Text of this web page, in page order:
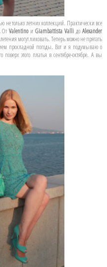
не только летних коллекций. Практически все
От Valentino иGiambattista Valli до Alexander
могут ликовать. Теперь можно не прятать
прохладной погоды. Вот и я подумываю о
этого платья в сентябре-октябре. А вы